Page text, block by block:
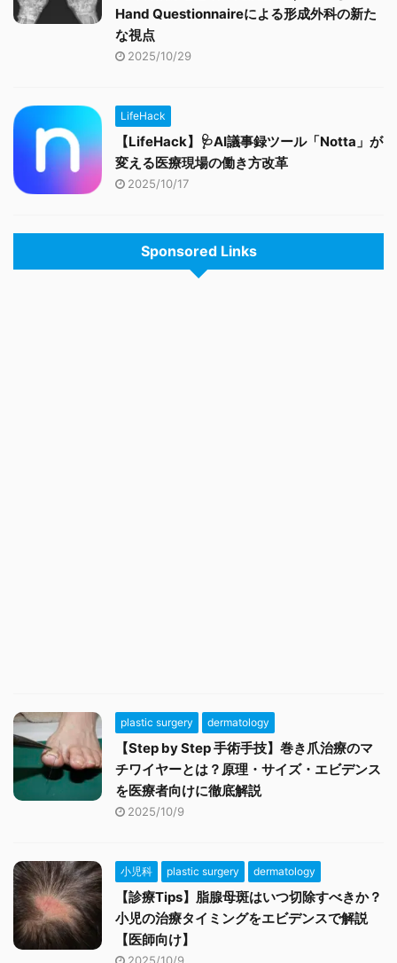
Hand Questionnaireによる形成外科の新た
な視点
2025/10/29
LifeHack
【LifeHack】🩺AI議事録ツール「Notta」が
変える医療現場の働き方改革
2025/10/17
Sponsored Links
plastic surgery dermatology
【Step by Step 手術手技】巻き爪治療のマ
チワイヤーとは？原理・サイズ・エビデンス
を医療者向けに徹底解説
2025/10/9
小児科 plastic surgery dermatology
【診療Tips】脂腺母斑はいつ切除すべきか？
小児の治療タイミングをエビデンスで解説
【医師向け】